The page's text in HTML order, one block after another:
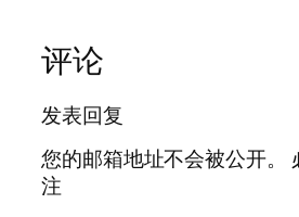
评论
发表回复
您的邮箱地址不会被公开。
注